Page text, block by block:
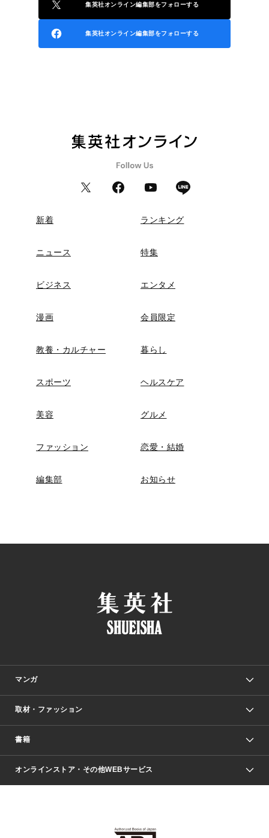
集英社オンライン編集部をフォローする
集英社オンライン編集部をフォローする
新着 ランキング
ニュース 特集
ビジネス エンタメ
漫画 会員限定
教養・カルチャー 暮らし
スポーツ ヘルスケア
美容 グルメ
ファッション 恋愛・結婚
編集部 お知らせ
マンガ
少年マンガ
Vジャンプ
週刊ヤングジャンプ
取材・ファッション
Seventeen
芸能・情報・スポーツ
書籍
文芸・文庫・総合
ライトノベル・ノベライズ
オンラインストア・その他WEBサービス